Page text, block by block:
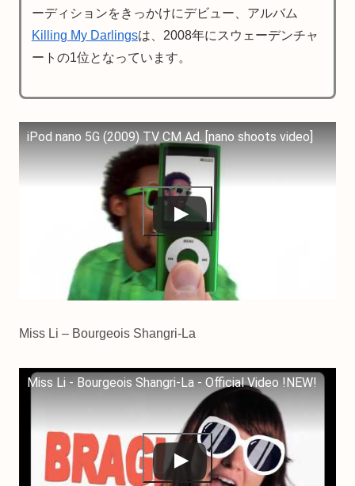
ーディションをきっかけにデビュー、アルバム
Killing My Darlingsは、2008年にスウェーデンチャ
ートの1位となっています。
iPod nano 5G (2009) TV CM Ad. [nano shoots video]
Miss Li – Bourgeois Shangri-La
Miss Li - Bourgeois Shangri-La - Official Video !NEW!